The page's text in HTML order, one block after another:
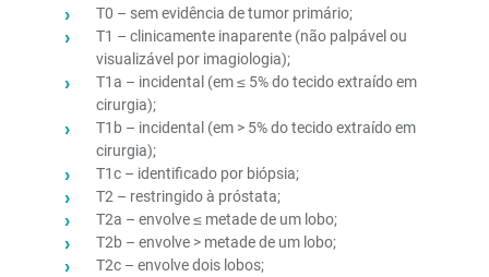
T0 – sem evidência de tumor primário;
T1 – clinicamente inaparente (não palpável ou
visualizável por imagiologia);
T1a – incidental (em ≤ 5% do tecido extraído em
cirurgia);
T1b – incidental (em > 5% do tecido extraído em
cirurgia);
T1c – identificado por biópsia;
T2 – restringido à próstata;
T2a – envolve ≤ metade de um lobo;
T2b – envolve > metade de um lobo;
T2c – envolve dois lobos;